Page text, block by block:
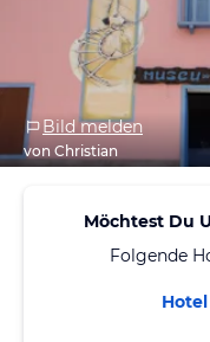
Bild melden
von Christian
Möchtest Du
Folgende